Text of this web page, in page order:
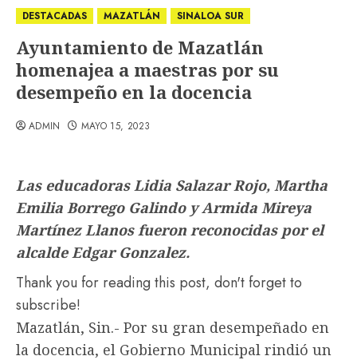
DESTACADAS MAZATLÁN SINALOA SUR
Ayuntamiento de Mazatlán
homenajea a maestras por su
desempeño en la docencia
ADMIN MAYO 15, 2023
Las educadoras Lidia Salazar Rojo, Martha
Emilia Borrego Galindo y Armida Mireya
Martínez Llanos fueron reconocidas por el
alcalde Edgar Gonzalez.
Thank you for reading this post, don't forget to
subscribe!
Mazatlán, Sin.- Por su gran desempeñado en
la docencia, el Gobierno Municipal rindió un